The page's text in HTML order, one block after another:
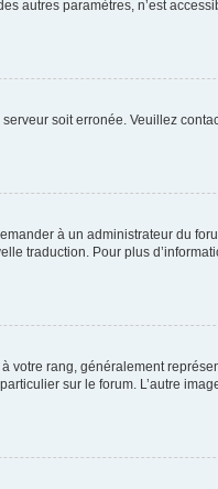
autres paramètres, n’est
soit erronée. Veuillez
à un administrateur du
traduction. Pour plus
votre rang, généralement
sur le forum. L’autre